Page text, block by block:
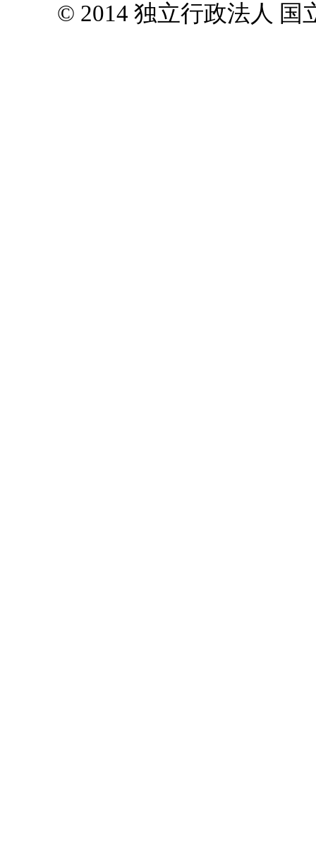
© 2014 独立行政法人 国